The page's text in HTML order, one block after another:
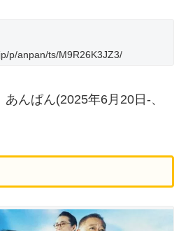
p/anpan/ts/M9R26K3JZ3/
んぱん(2025年6月20日-、